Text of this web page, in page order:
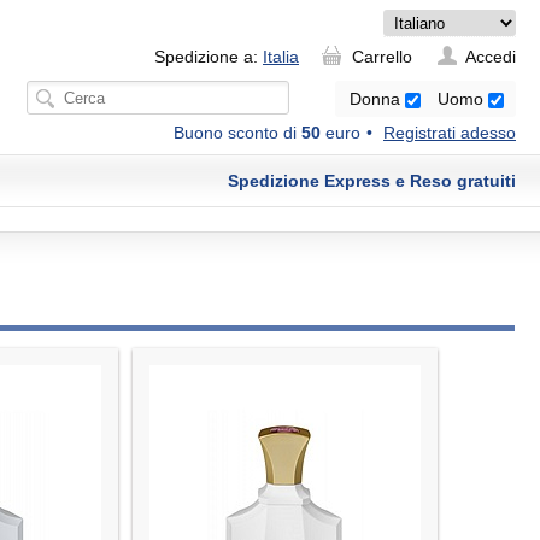
Spedizione a: Italia Carrello Accedi
Donna
Uomo
Buono sconto di 50 euro Registrati adesso
Spedizione Express e Reso gratuiti